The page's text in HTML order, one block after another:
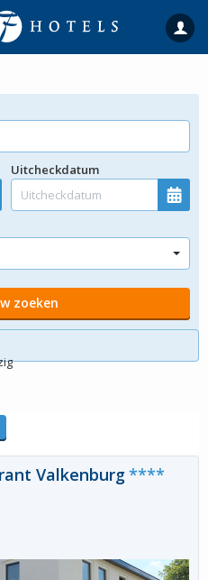
Uitcheckdatum
Valkenburg****